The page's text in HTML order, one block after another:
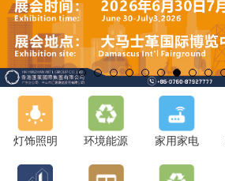
灯饰照明 环境能源 家用家电